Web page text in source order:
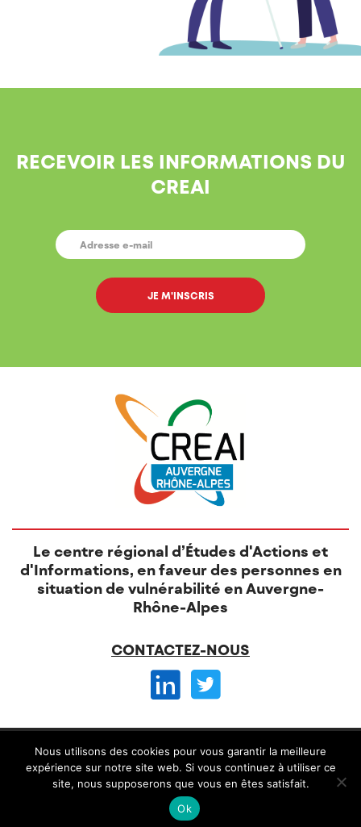
RECEVOIR LES INFORMATIONS DU
CREAI
E-
MAIL *
Le centre régional d’Études d'Actions et
d'Informations, en faveur des personnes en
situation de vulnérabilité en Auvergne-
Rhône-Alpes
CONTACTEZ-NOUS
© CREAI 2026 -
Mentions légales
CGV et règlement intérieur
ConceptionAlteriade
Nous utilisons des cookies pour vous garantir la meilleure
expérience sur notre site web. Si vous continuez à utiliser ce
site, nous supposerons que vous en êtes satisfait.
Ok